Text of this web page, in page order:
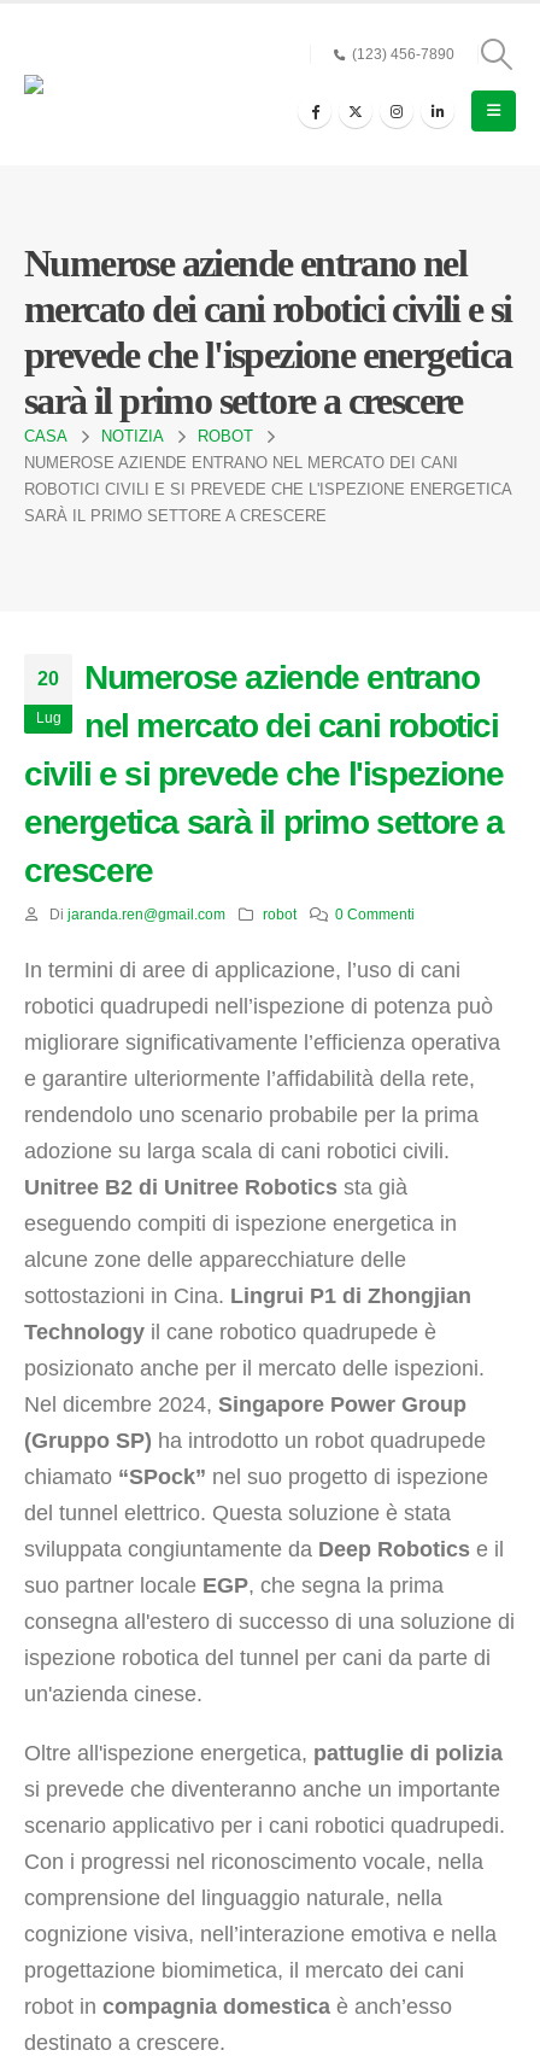
(123) 456-7890
Numerose aziende entrano nel
mercato dei cani robotici civili e si
prevede che l'ispezione energetica
sarà il primo settore a crescere
CASA NOTIZIA
ROBOT
NUMEROSE AZIENDE ENTRANO NEL MERCATO DEI CANI
ROBOTICI CIVILI E SI PREVEDE CHE L'ISPEZIONE ENERGETICA
SARÀ IL PRIMO SETTORE A CRESCERE
20
Lug
Numerose aziende entrano
nel mercato dei cani robotici
civili e si prevede che l'ispezione
energetica sarà il primo settore a
crescere
Di jaranda.ren@gmail.com robot 0 Commenti
In termini di aree di applicazione, l’uso di cani
robotici quadrupedi nell’ispezione di potenza può
migliorare significativamente l’efficienza operativa
e garantire ulteriormente l’affidabilità della rete,
rendendolo uno scenario probabile per la prima
adozione su larga scala di cani robotici civili.
Unitree B2 di Unitree Robotics sta già
eseguendo compiti di ispezione energetica in
alcune zone delle apparecchiature delle
sottostazioni in Cina. Lingrui P1 di Zhongjian
Technology il cane robotico quadrupede è
posizionato anche per il mercato delle ispezioni.
Nel dicembre 2024, Singapore Power Group
(Gruppo SP) ha introdotto un robot quadrupede
chiamato “SPock” nel suo progetto di ispezione
del tunnel elettrico. Questa soluzione è stata
sviluppata congiuntamente da Deep Robotics e il
suo partner locale EGP, che segna la prima
consegna all'estero di successo di una soluzione di
ispezione robotica del tunnel per cani da parte di
un'azienda cinese.
Oltre all'ispezione energetica, pattuglie di polizia
si prevede che diventeranno anche un importante
scenario applicativo per i cani robotici quadrupedi.
Con i progressi nel riconoscimento vocale, nella
comprensione del linguaggio naturale, nella
cognizione visiva, nell’interazione emotiva e nella
progettazione biomimetica, il mercato dei cani
robot in compagnia domestica è anch’esso
destinato a crescere.